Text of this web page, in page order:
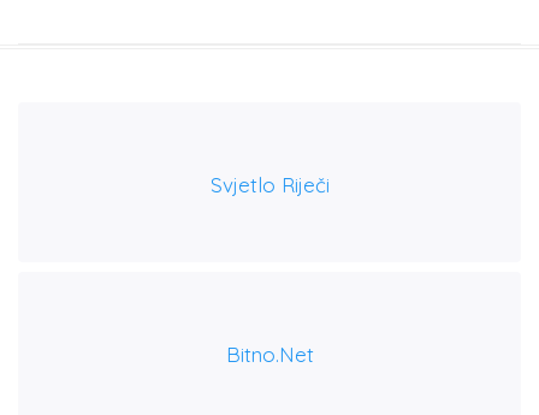
Svjetlo Riječi
Bitno.net